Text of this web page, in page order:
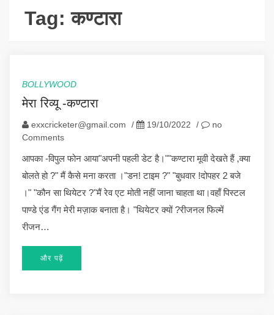
Tag:कण्टारा
BOLLYWOOD
मेरा रिव्यू -कण्टारा
exxcricketer@gmail.com / 19/10/2022 /
no
Comments
आपका -विपुल फोन आया"अपनी पहली डेट है।""कण्टारा मूवी देखते हैं ,क्या
बोलते हो ?" मैं कैसे मना करता ।"डन! टाइम ?" "बुधवार !दोपहर 2 बजे
।" "कौन सा थियेटर ?"मैं रेव एट मोती नहीं जाना चाहता था।वहाँ पिस्टल
पाण्डे एंड गैंग मेरी मज़ाक बनाता है। "थियेटर क्यों ?रीजनल फिल्में
रीजन…
और पढ़ें